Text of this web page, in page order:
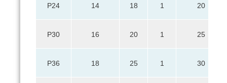
Р24 14 18 1 20
Р30 16 20 1 25
Р36 18 25 1 30